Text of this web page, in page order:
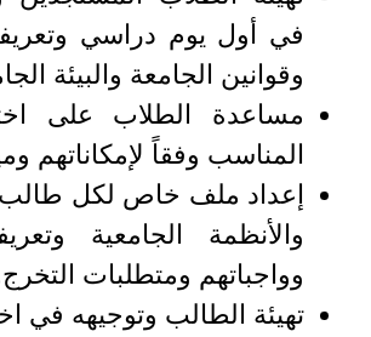
في أول يوم دراسي
وقوانين الجامعة والبيئة
مساعدة الطلاب على
المناسب وفقاً لإمكاناتهم
إعداد ملف خاص لكل طالب
والأنظمة الجامعية
وواجباتهم ومتطلبات
تهيئة الطالب وتوجيهه في